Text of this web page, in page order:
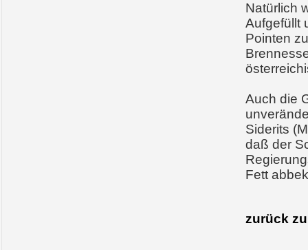
Natürlich
Aufgefüllt
Pointen
Auch die
Siderits
daß der
Fett
zurück